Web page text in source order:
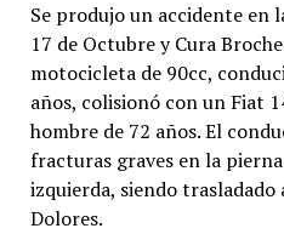
Se produjo un accidente en
17 de Octubre y Cura
motocicleta de 90cc,
años, colisionó con un Fiat
hombre de 72 años. El
fracturas graves en la
izquierda, siendo
Dolores.